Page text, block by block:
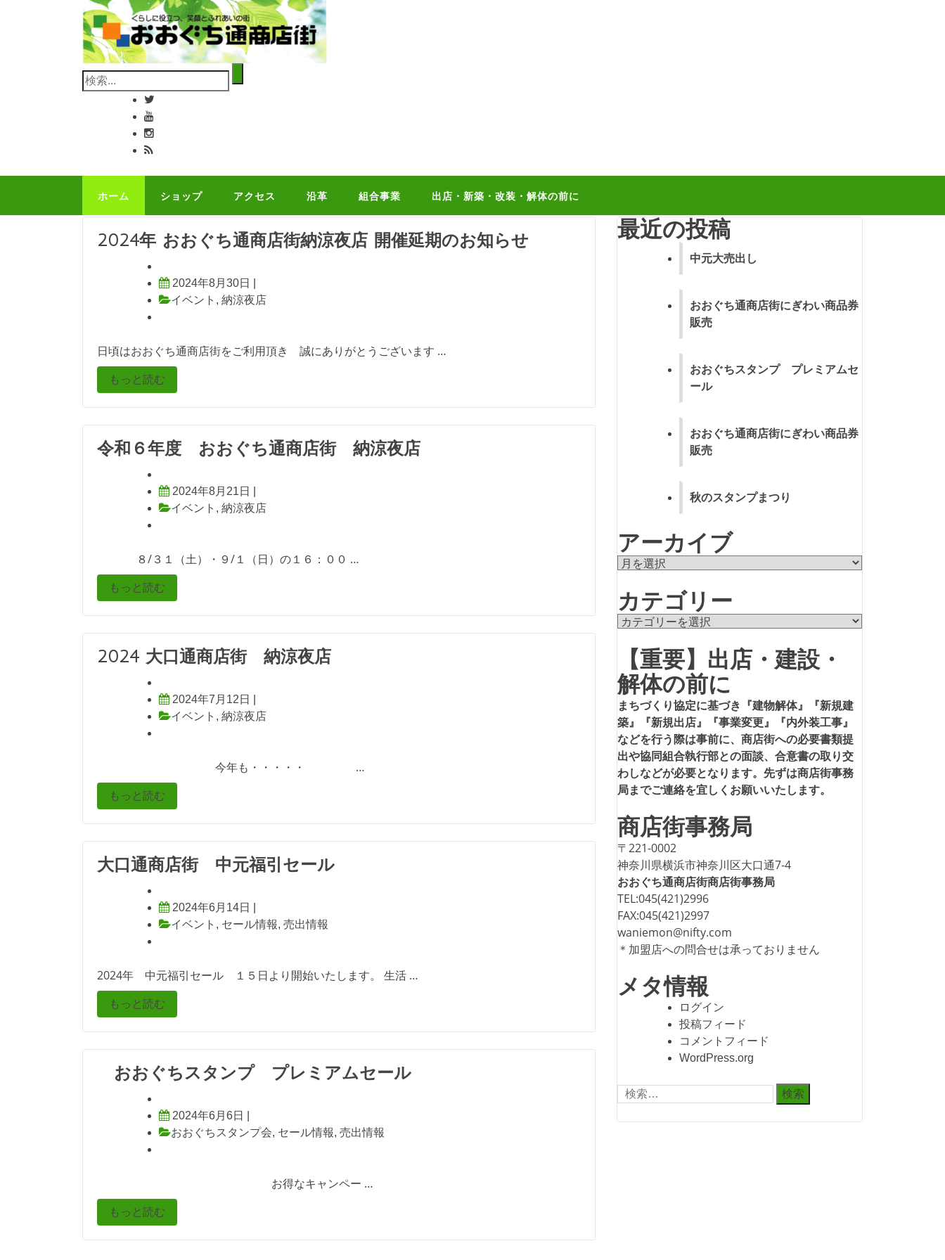
検
索:
ホーム ショップ アクセス 沿革 組合事業 出店・新築・改装・解体の前に
2024年 おおぐち通商店街納涼夜店 開催延期のお知らせ
2024年8月30日
イベント , 納涼夜店
日頃はおおぐち通商店街をご利用頂き 誠にありがとうございます …
もっと読む
令和６年度 おおぐち通商店街 納涼夜店
2024年8月21日
イベント , 納涼夜店
８/３１（土）・９/１（日）の１６：００ …
もっと読む
2024 大口通商店街 納涼夜店
2024年7月12日
イベント , 納涼夜店
今年も・・・・・ …
もっと読む
大口通商店街 中元福引セール
2024年6月14日
イベント , セール情報, 売出情報
2024年 中元福引セール １５日より開始いたします。 生活 …
もっと読む
おおぐちスタンプ プレミアムセール
2024年6月6日
おおぐちスタンプ会, セール情報, 売出情報
お得なキャンペー …
もっと読む
最近の投稿
中元大売出し
おおぐち通商店街にぎわい商品券
販売
おおぐちスタンプ プレミアムセ
ール
おおぐち通商店街にぎわい商品券
販売
秋のスタンプまつり
アーカイブ
ア
カ
イ
ブ
カテゴリー
カ
リ
ー
【重要】出店・建設・
解体の前に
まちづくり協定に基づき『建物解体』『新規建
築』『新規出店』『事業変更』『内外装工事』
などを行う際は事前に、商店街への必要書類提
出や協同組合執行部との面談、合意書の取り交
わしなどが必要となります。先ずは商店街事務
局までご連絡を宜しくお願いいたします。
商店街事務局
〒221-0002
神奈川県横浜市神奈川区大口通7-4
おおぐち通商店街商店街事務局
TEL:045(421)2996
FAX:045(421)2997
waniemon@nifty.com
＊加盟店への問合せは承っておりません
メタ情報
ログイン
投稿フィード
コメントフィード
WordPress.org
検